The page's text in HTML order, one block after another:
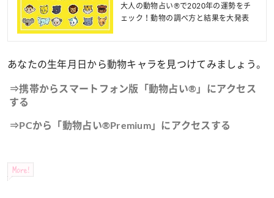
大人の動物占い®で2020年の運勢をチ
ェック！動物の調べ方と結果を大発表
あなたの生年月日から動物キャラを見つけてみましょう。
⇒携帯からスマートフォン版「動物占い®」にアクセス
する
⇒PCから「動物占い®Premium」にアクセスする
More!